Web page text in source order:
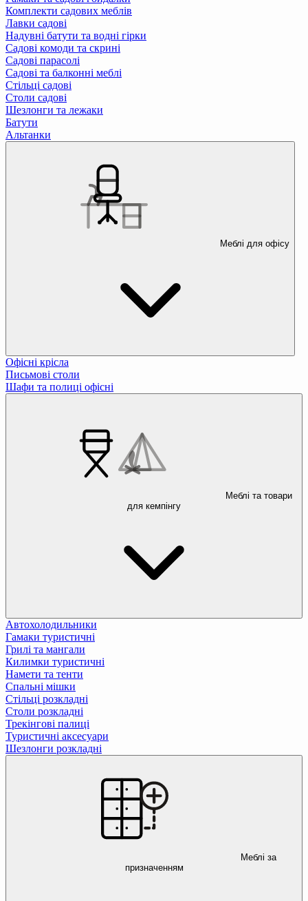
Комплекти садових меблів
Лавки садові
Надувні батути та водні гірки
Садові комоди та скрині
Садові парасолі
Садові та балконні меблі
Стільці садові
Столи садові
Шезлонги та лежаки
Батути
Альтанки
Меблі для офісу
Офісні крісла
Письмові столи
Шафи та полиці офісні
Меблі та товари
для кемпінгу
Автохолодильники
Гамаки туристичні
Грилі та мангали
Килимки туристичні
Намети та тенти
Спальні мішки
Стільці розкладні
Столи розкладні
Трекінгові палиці
Туристичні аксесуари
Шезлонги розкладні
Меблі за
призначенням